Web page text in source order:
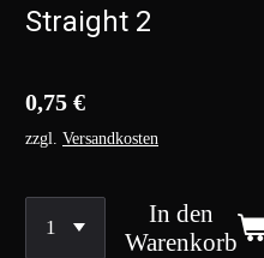
Straight 2
0,75 €
zzgl. Versandkosten
In den
Warenkorb